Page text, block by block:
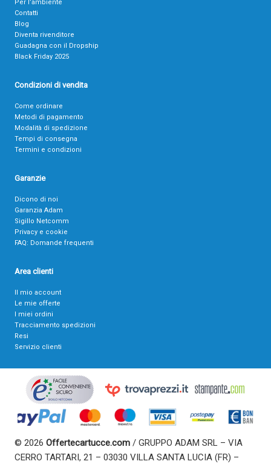
Per l’ambiente
Contatti
Blog
Diventa rivenditore
Guadagna con il Dropship
Black Friday 2025
Condizioni di vendita
Come ordinare
Metodi di pagamento
Modalità di spedizione
Tempi di consegna
Termini e condizioni
Garanzie
Dicono di noi
Garanzia Adam
Sigillo Netcomm
Privacy e cookie
FAQ: Domande frequenti
Area clienti
Il mio account
Le mie offerte
I miei ordini
Tracciamento spedizioni
Resi
Servizio clienti
© 2026 Offertecartucce.com / GRUPPO ADAM SRL – VIA
CERRO TARTARI, 21 – 03030 VILLA SANTA LUCIA (FR) –